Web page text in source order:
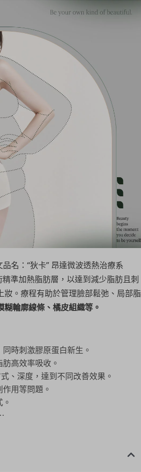
名：“狄卡” 昂達微波透熱治療系
準加熱脂肪層，以達到減少脂肪且刺
。療程有助於管理臉部鬆弛、局部脂
輪廓線條、橘皮組織等。
時刺激膠原蛋白新生。
高效率吸收。
、深度，達到不同改善效果。
用等問題。